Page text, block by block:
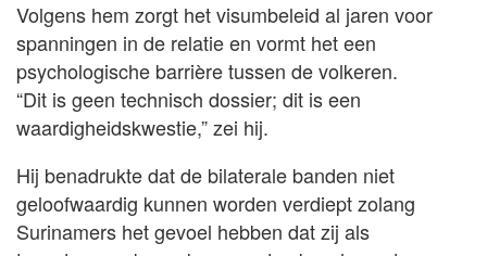
Volgens hem zorgt het visumbeleid al jaren voor
spanningen in de relatie en vormt het een
psychologische barrière tussen de volkeren.
“Dit is geen technisch dossier; dit is een
waardigheidskwestie,” zei hij.
Hij benadrukte dat de bilaterale banden niet
geloofwaardig kunnen worden verdiept zolang
Surinamers het gevoel hebben dat zij als